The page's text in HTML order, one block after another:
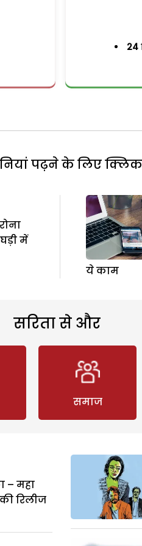
24
पढ़ने के लिए
में
ये काम
सरिता से और
समाज
– महा
रिलीज